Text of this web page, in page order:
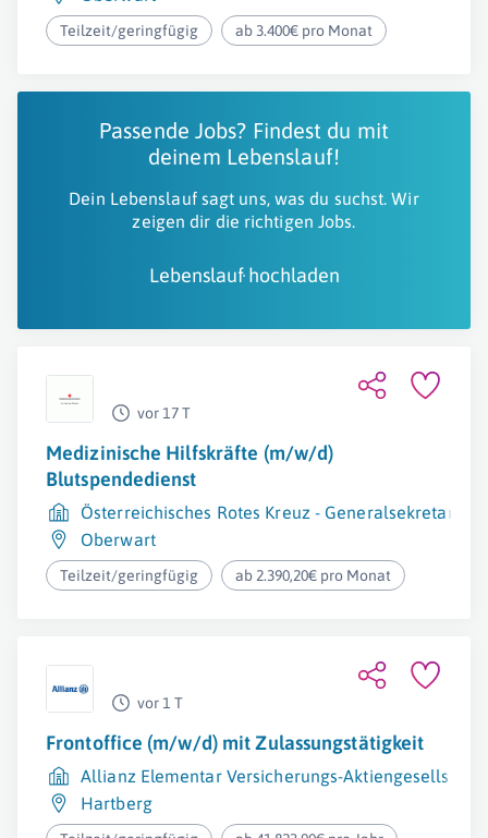
Teilzeit/geringfügig ab 3.400€ pro Monat
Passende Jobs? Findest du mit
deinem Lebenslauf!
Dein Lebenslauf sagt uns, was du suchst. Wir
zeigen dir die richtigen Jobs.
Lebenslauf hochladen
vor 17 T
Medizinische Hilfskräfte (m/w/d)
Blutspendedienst
Österreichisches Rotes Kreuz - Generalsekretariat
Oberwart
Teilzeit/geringfügig ab 2.390,20€ pro Monat
vor 1 T
Frontoffice (m/w/d) mit Zulassungstätigkeit
Allianz Elementar Versicherungs-Aktiengesellschaft
Hartberg